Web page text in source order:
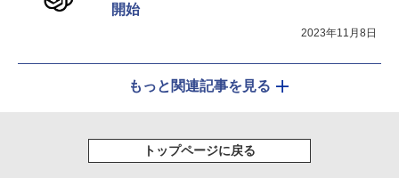
開始
2023年11月8日
もっと関連記事を見る
トップページに戻る